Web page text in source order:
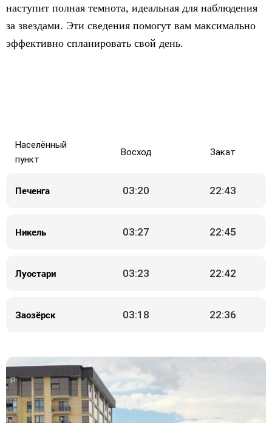
наступит полная темнота, идеальная для наблюдения
за звездами. Эти сведения помогут вам максимально
эффективно спланировать свой день.
Населённый
пункт
Восход Закат
Печенга 03:20 22:43
Никель 03:27 22:45
Луостари 03:23 22:42
Заозёрск 03:18 22:36